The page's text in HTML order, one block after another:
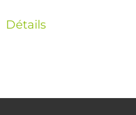
Détails